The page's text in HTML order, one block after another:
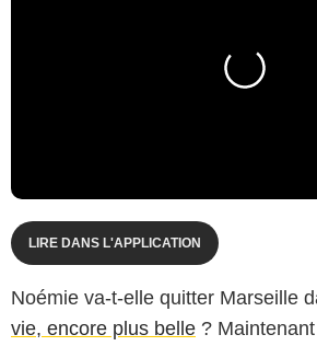
LIRE DANS L'APPLICATION
Noémie va-t-elle quitter Marseille
vie, encore plus belle ?